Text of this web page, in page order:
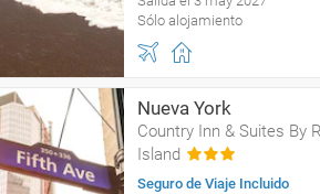
Sólo alojamiento
Nueva York
Country Inn & Suites By
Island
Seguro de Viaje Incluido